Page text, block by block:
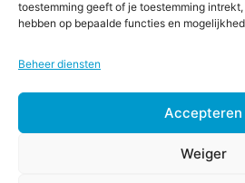
toestemming geeft of je toestemming
hebben op bepaalde functies en
Beheer diensten
Accepteren
Weiger